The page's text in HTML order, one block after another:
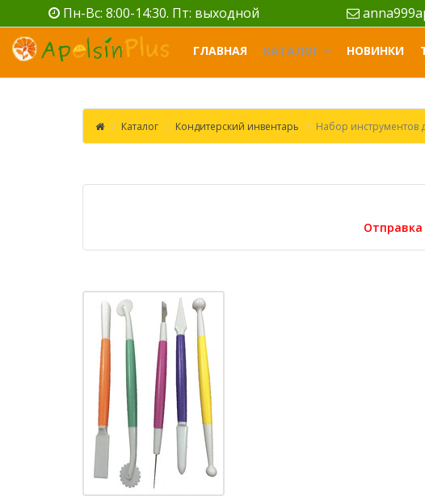
Пн-Вс: 8:00-14:30. Пт: выходной
ГЛАВНАЯ КАТАЛОГ НОВИНКИ
Каталог Кондитерский инвентарь Набор инструментов
Отправка